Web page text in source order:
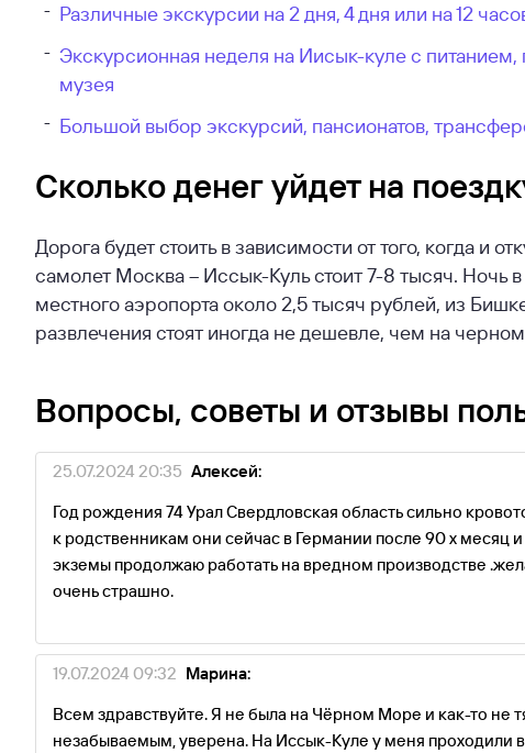
Различные экскурсии на 2 дня, 4 дня или на 12
Экскурсионная неделя на Иисык-куле с
музея
Большой выбор экскурсий, пансионатов,
Сколько денег уйдет на
Дорога будет стоить в зависимости от того, когда и
самолет Москва – Иссык-Куль стоит 7-8 тысяч. Ночь
местного аэропорта около 2,5 тысяч рублей, из
развлечения стоят иногда не дешевле, чем на
Вопросы, советы и отзывы
25.07.2024 20:35 Алексей:
Год рождения 74 Урал Свердловская область сильно
к родственникам они сейчас в Германии после 90 х месяц
экземы продолжаю работать на вредном производстве
очень страшно.
19.07.2024 09:32 Марина:
Всем здравствуйте. Я не была на Чёрном Море и как-то не
незабываемым, уверена. На Иссык-Куле у меня проходили